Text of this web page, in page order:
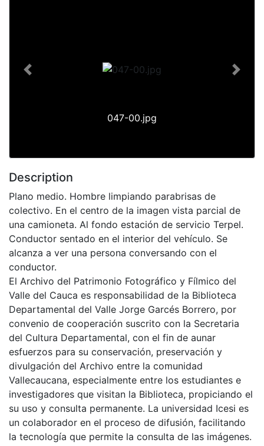
047-00.jpg
Previous Next
Description
Plano medio. Hombre limpiando parabrisas de
colectivo. En el centro de la imagen vista parcial de
una camioneta. Al fondo estación de servicio Terpel.
Conductor sentado en el interior del vehículo. Se
alcanza a ver una persona conversando con el
conductor.
El Archivo del Patrimonio Fotográfico y Fílmico del
Valle del Cauca es responsabilidad de la Biblioteca
Departamental del Valle Jorge Garcés Borrero, por
convenio de cooperación suscrito con la Secretaria
del Cultura Departamental, con el fin de aunar
esfuerzos para su conservación, preservación y
divulgación del Archivo entre la comunidad
Vallecaucana, especialmente entre los estudiantes e
investigadores que visitan la Biblioteca, propiciando el
su uso y consulta permanente. La universidad Icesi es
un colaborador en el proceso de difusión, facilitando
la tecnología que permite la consulta de las imágenes.